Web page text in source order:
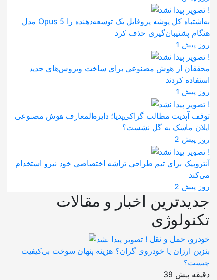
مدل Opus 5 به‌اشتباه کل پوشه پروفایل یک توسعه‌دهنده را
هنگام پشتیبان‌گیری حذف کرد
1 روز پیش
محققان از هوش مصنوعی برای ساخت ویروس‌های جدید
استفاده کردند
1 روز پیش
توقف آپدیت مطالب گراکی‌پدیا؛ دایره‌المعارف هوش مصنوعی
ایلان ماسک به گل نشست؟
2 روز پیش
آنتروپیک برای تیم طراحی تراشه اختصاصی خود نیرو استخدام
می‌کند
2 روز پیش
جدیدترین اخبار و مقالات
تکنولوژی
خودرو، حمل و نقل
بنزین ارزان یا خودروی گران؟ هزینه پنهان سوخت بی‌کیفیت
چیست؟
39 دقیقه پیش